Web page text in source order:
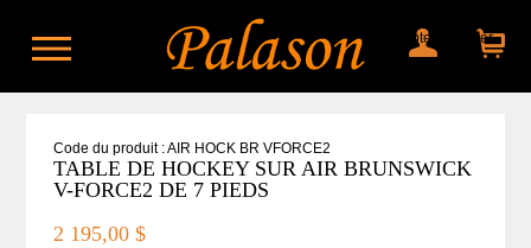
Mon compteMon panier
Code du produit : AIR HOCK BR VFORCE2
TABLE DE HOCKEY SUR AIR BRUNSWICK
V-FORCE2 DE 7 PIEDS
2 195,00 $